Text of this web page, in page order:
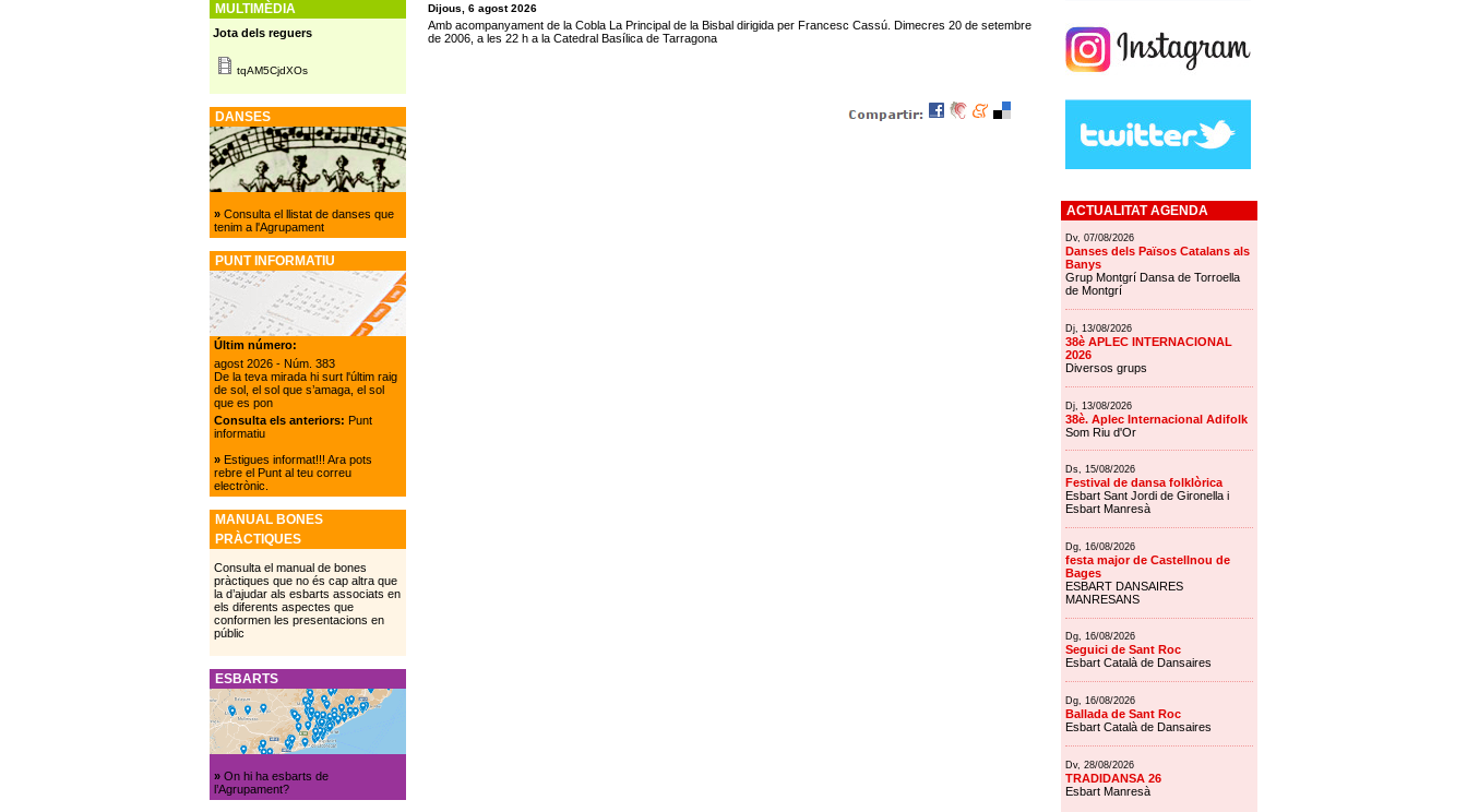
Dijous, 6 agost 2026
Amb acompanyament de la Cobla La Principal de la Bisbal dirigida per Francesc Cassú. Dimecres 20 de setembre
de 2006, a les 22 h a la Catedral Basílica de Tarragona
MULTIMÈDIA
Jota dels reguers
tqAM5CjdXOs
DANSES
»Consulta el llistat de danses que
tenim a l'Agrupament
PUNT INFORMATIU
Últim número:
agost 2026 - Núm. 383
De la teva mirada hi surt l'últim raig
de sol, el sol que s’amaga, el sol
que es pon
Consulta els anteriors: Punt
informatiu
»Estigues informat!!! Ara pots
rebre el Punt al teu correu
electrònic.
MANUAL BONES
PRÀCTIQUES
Consulta el manual de bones
pràctiques que no és cap altra que
la d’ajudar als esbarts associats en
els diferents aspectes que
conformen les presentacions en
públic
ESBARTS
»On hi ha esbarts de
l’Agrupament?
ACTUALITAT AGENDA
Dv, 07/08/2026
Danses dels Països Catalans als
Banys
Grup Montgrí Dansa de Torroella
de Montgrí
Dj, 13/08/2026
38è APLEC INTERNACIONAL
2026
Diversos grups
Dj, 13/08/2026
38è. Aplec Internacional Adifolk
Som Riu d'Or
Ds, 15/08/2026
Festival de dansa folklòrica
Esbart Sant Jordi de Gironella i
Esbart Manresà
Dg, 16/08/2026
festa major de Castellnou de
Bages
ESBART DANSAIRES
MANRESANS
Dg, 16/08/2026
Seguici de Sant Roc
Esbart Català de Dansaires
Dg, 16/08/2026
Ballada de Sant Roc
Esbart Català de Dansaires
Dv, 28/08/2026
TRADIDANSA 26
Esbart Manresà